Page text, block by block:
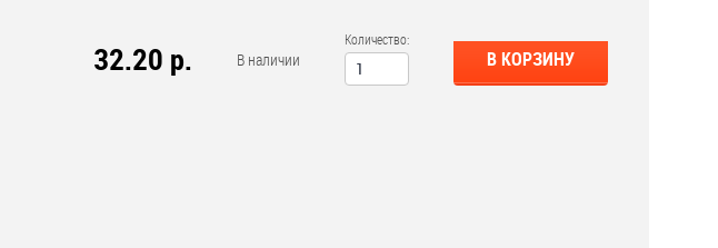
32.20 р. В наличии
Количество:
В КОРЗИНУ